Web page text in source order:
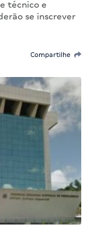
técnico e
se inscrever
Compartilhe